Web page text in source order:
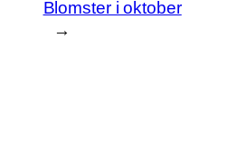
Blomster i oktober
→